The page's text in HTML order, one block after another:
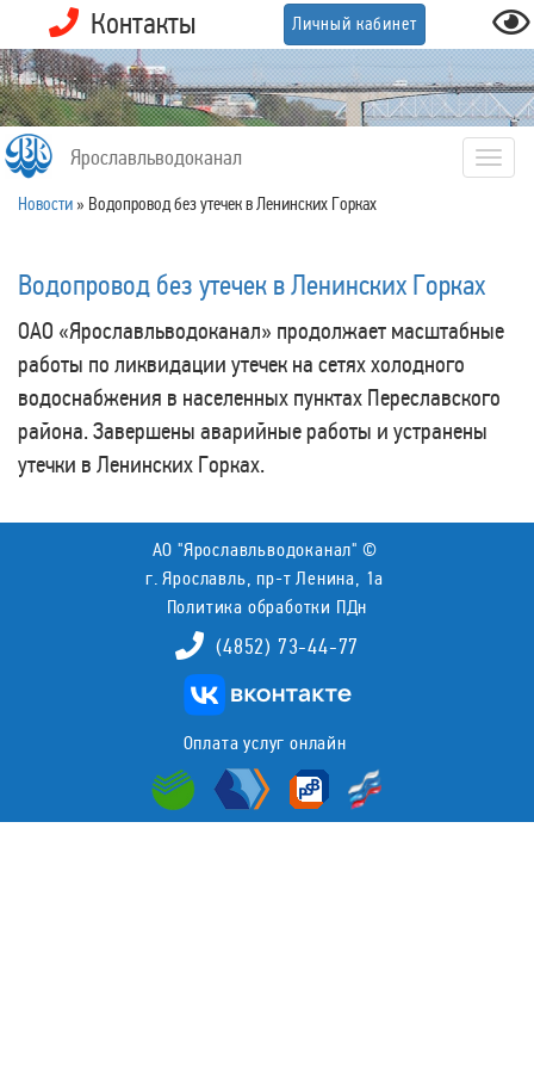
Контакты Личный кабинет
Ярославльводоканал
Новости » Водопровод без утечек в Ленинских Горках
Водопровод без утечек в Ленинских Горках
ОАО «Ярославльводоканал» продолжает масштабные
работы по ликвидации утечек на сетях холодного
водоснабжения в населенных пунктах Переславского
района. Завершены аварийные работы и устранены
утечки в Ленинских Горках.
АО "Ярославльводоканал" ©
г. Ярославль, пр-т Ленина, 1а
Политика обработки ПДн
(4852) 73-44-77
Оплата услуг онлайн